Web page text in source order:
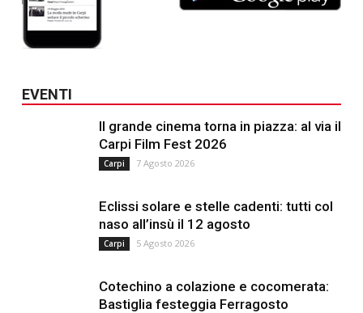
EVENTI
Il grande cinema torna in piazza: al via il
Carpi Film Fest 2026
Carpi 7 Agosto 2026
Eclissi solare e stelle cadenti: tutti col
naso all’insù il 12 agosto
Carpi 5 Agosto 2026
Cotechino a colazione e cocomerata:
Bastiglia festeggia Ferragosto